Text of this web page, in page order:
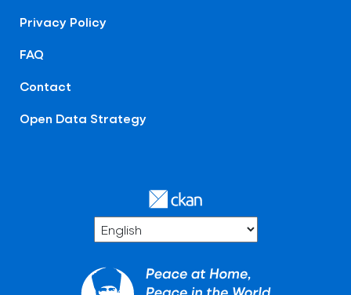
Privacy Policy
FAQ
Contact
Open Data Strategy